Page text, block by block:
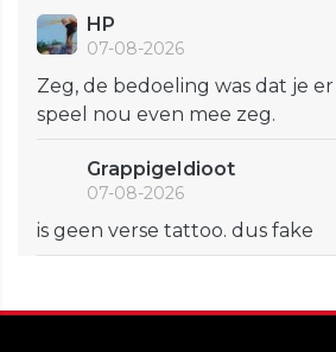
HP
07-08-2026
Zeg, de bedoeling was dat je
speel nou even mee zeg.
GrappigeIdioot
07-08-2026
is geen verse tattoo. dus fake